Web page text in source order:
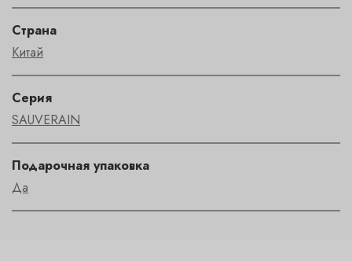
Страна
Китай
Серия
SAUVERAIN
Подарочная упаковка
Да